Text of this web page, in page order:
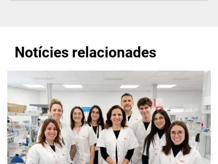
Notícies relacionades